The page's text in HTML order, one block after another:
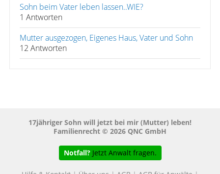
Sohn beim Vater leben lassen..WIE?
1 Antworten
Mutter ausgezogen, Eigenes Haus, Vater und Sohn
12 Antworten
17jähriger Sohn will jetzt bei mir (Mutter) leben!
Familienrecht © 2026 QNC GmbH
Notfall? Jetzt Anwalt fragen.